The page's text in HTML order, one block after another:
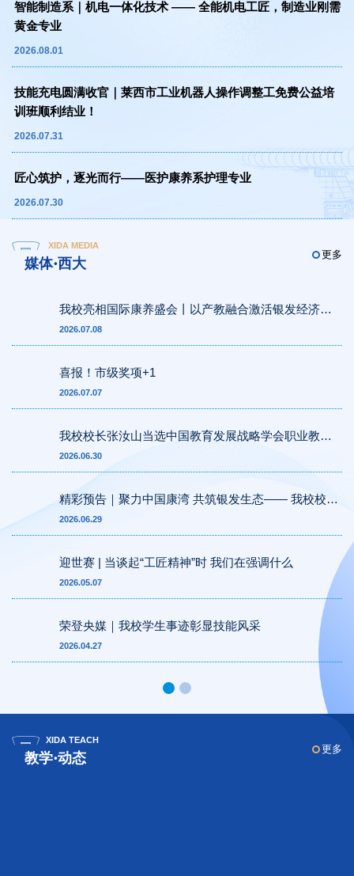
智能制造系｜机电一体化技术 —— 全能机电工匠，制造业刚需
黄金专业
2026.08.01
技能充电圆满收官｜莱西市工业机器人操作调整工免费公益培
训班顺利结业！
2026.07.31
匠心筑护，逐光而行——医护康养系护理专业
2026.07.30
XIDA MEDIA
媒体·西大
更多
我校亮相国际康养盛会丨以产教融合激活银发经济新
动能
2026.07.08
喜报！市级奖项+1
2026.07.07
我校校长张汝山当选中国教育发展战略学会职业教育
专委会首届常务理事
2026.06.30
精彩预告｜聚力中国康湾 共筑银发生态—— 我校校长
张汝山亮相青岛国际康养产业博览会
2026.06.29
迎世赛 | 当谈起“工匠精神”时 我们在强调什么
2026.05.07
荣登央媒｜我校学生事迹彰显技能风采
2026.04.27
XIDA TEACH
教学·动态
更多